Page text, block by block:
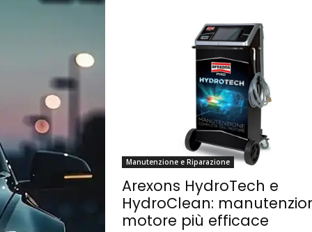
Manutenzione e Riparazione
Arexons HydroTech e
HydroClean:
motore più efficace